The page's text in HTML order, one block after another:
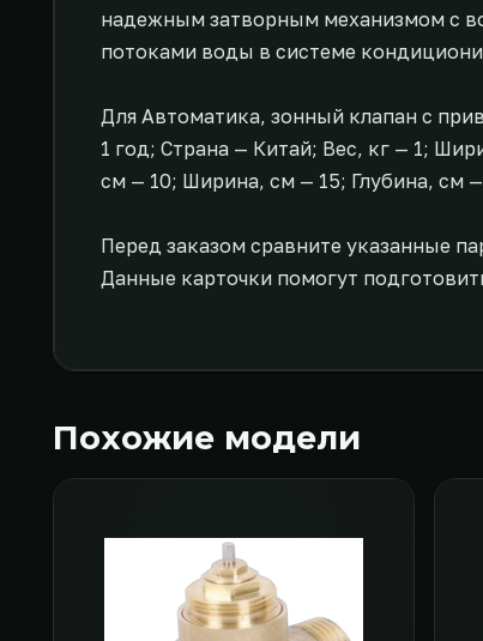
надежным затворным механизмом с
потоками воды в системе
Для Автоматика, зонный клапан с
1 год; Страна — Китай; Вес, кг — 1;
см — 10; Ширина, см — 15; Глубина, см
Перед заказом сравните указанные
Данные карточки помогут
Похожие модели